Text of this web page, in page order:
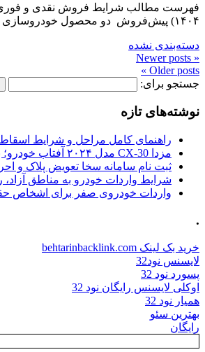
۱۴۰۴) پیش‌فروش دو محصول خودروسازی راین با قیمت قطعی (۲۶ شهریور ۱۴۰۴) پیش‌فروش نقدی و اعتباری راین خودرو با تحویل فوری (۲۶ شهریور […]
دسته‌بندی نشده
« Newer posts
Older posts »
جستجو برای:
نوشته‌های تازه
راهنمای کامل مراحل و شرایط اسقاط خودرو
مزدا CX-30 مدل ۲۰۲۴ آفتاب خودرو؛ بررسی و مشخصات فنی
ثبت نام سامانه سخا تعویض پلاک و
شرایط واردات خودرو به مناطق
واردات خودروی صفر برای اشخاص
.
خرید بک لینک behtarinbacklink.com
لایسنس نود32
پسورد نود 32
اوکلی لایسنس رایگان نود 32
همیار نود 32
بهترین سئو
رایگان